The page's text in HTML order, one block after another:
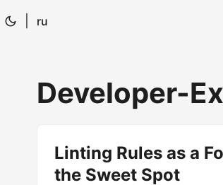
ru
Developer-
Linting Rules as a
the Sweet Spot